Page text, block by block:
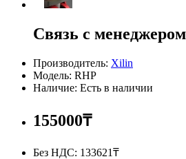
Связь с
Производитель: Xilin
Модель: RHP
Наличие: Есть в наличии
155000₸
Без НДС: 133621₸